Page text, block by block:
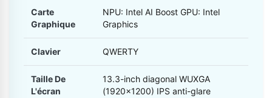
Carte
Graphique
NPU: Intel AI Boost GPU: Intel
Graphics
Clavier QWERTY
Taille De
L'écran
13.3-inch diagonal WUXGA
(1920x1200) IPS anti-glare